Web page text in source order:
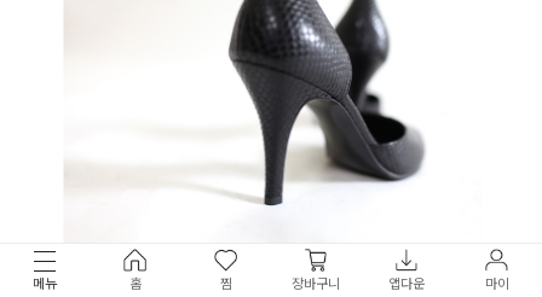
메뉴 홈 찜 장바구니 앱다운 마이